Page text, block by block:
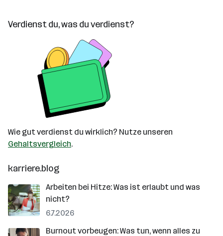
Verdienst du, was du verdienst?
Wie gut verdienst du wirklich? Nutze unseren
Gehaltsvergleich.
karriere.blog
Arbeiten bei Hitze: Was ist erlaubt und was
nicht?
6.7.2026
Burnout vorbeugen: Was tun, wenn alles zu